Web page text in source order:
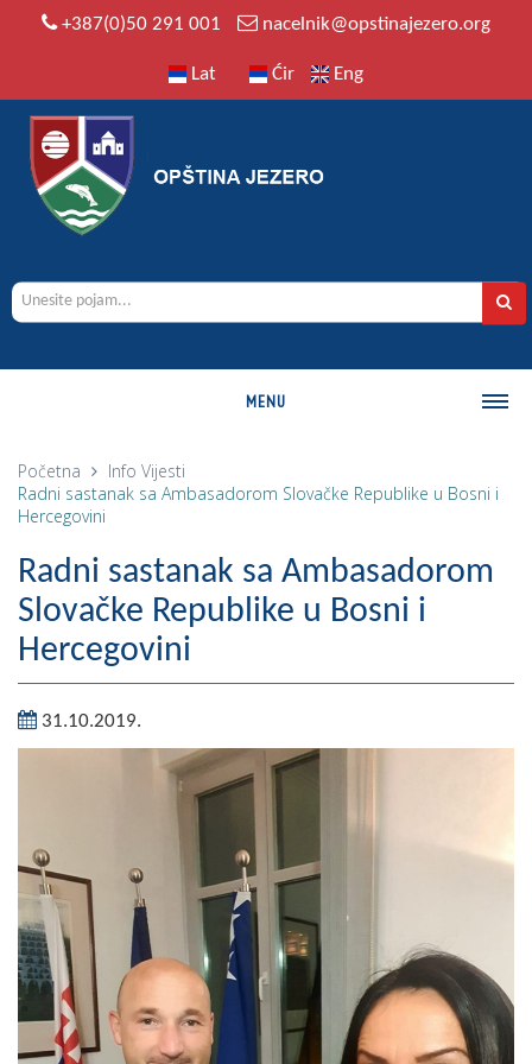
+387(0)50 291 001 nacelnik@opstinajezero.org
Lat Ćir Eng
MENU
Istorija
Geografija
Naseljena mjesta
Zanimljivosti
Fotogalerija
NAČELNIK
Zamjenik načelnika
Izvještaj o radu načelnika
SKUPŠTINA
Statut Opštine
Početna Info Vijesti
Radni sastanak sa Ambasadorom Slovačke Republike u Bosni i
Hercegovini
Radni sastanak sa Ambasadorom
Slovačke Republike u Bosni i
Hercegovini
31.10.2019.